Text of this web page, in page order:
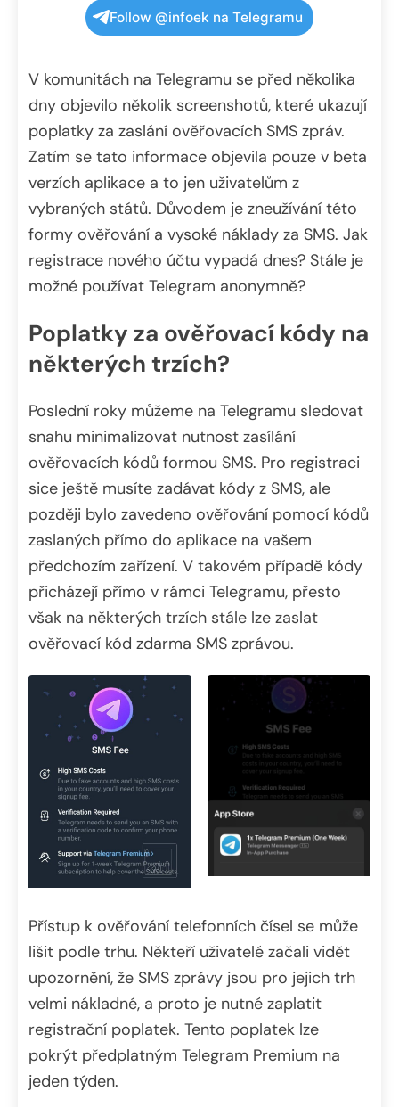
Follow @infoek na Telegramu
V komunitách na Telegramu se před několika
dny objevilo několik screenshotů, které ukazují
poplatky za zaslání ověřovacích SMS zpráv.
Zatím se tato informace objevila pouze v beta
verzích aplikace a to jen uživatelům z
vybraných států. Důvodem je zneužívání této
formy ověřování a vysoké náklady za SMS. Jak
registrace nového účtu vypadá dnes? Stále je
možné používat Telegram anonymně?
Poplatky za ověřovací kódy na
některých trzích?
Poslední roky můžeme na Telegramu sledovat
snahu minimalizovat nutnost zasílání
ověřovacích kódů formou SMS. Pro registraci
sice ještě musíte zadávat kódy z SMS, ale
později bylo zavedeno ověřování pomocí kódů
zaslaných přímo do aplikace na vašem
předchozím zařízení. V takovém případě kódy
přicházejí přímo v rámci Telegramu, přesto
však na některých trzích stále lze zaslat
ověřovací kód zdarma SMS zprávou.
Přístup k ověřování telefonních čísel se může
lišit podle trhu. Někteří uživatelé začali vidět
upozornění, že SMS zprávy jsou pro jejich trh
velmi nákladné, a proto je nutné zaplatit
registrační poplatek. Tento poplatek lze
pokrýt předplatným Telegram Premium na
jeden týden.